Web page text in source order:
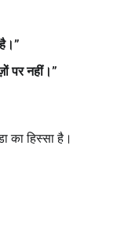
”
पर नहीं।”
का हिस्सा है।